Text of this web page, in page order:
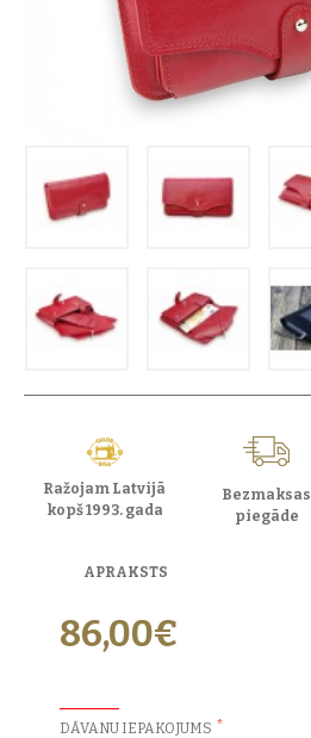
Ražojam Latvijā
kopš 1993. gada
Bezmaksas
piegāde
APRAKSTS
86,00€
DĀVANU IEPAKOJUMS